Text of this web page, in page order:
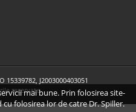
mai bune. Prin folosirea site-
folosirea lor de catre Dr. Spiller.
15339782, J2003000403051
rezervate.